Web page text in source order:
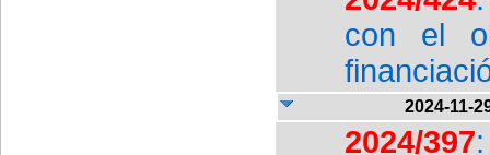
con el
2024-11-
2024/397